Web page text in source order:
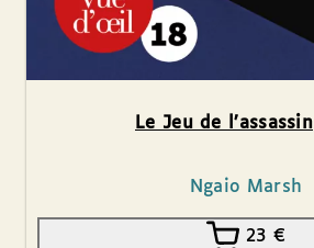
Le Jeu de l’assassin
Ngaio Marsh
23 €